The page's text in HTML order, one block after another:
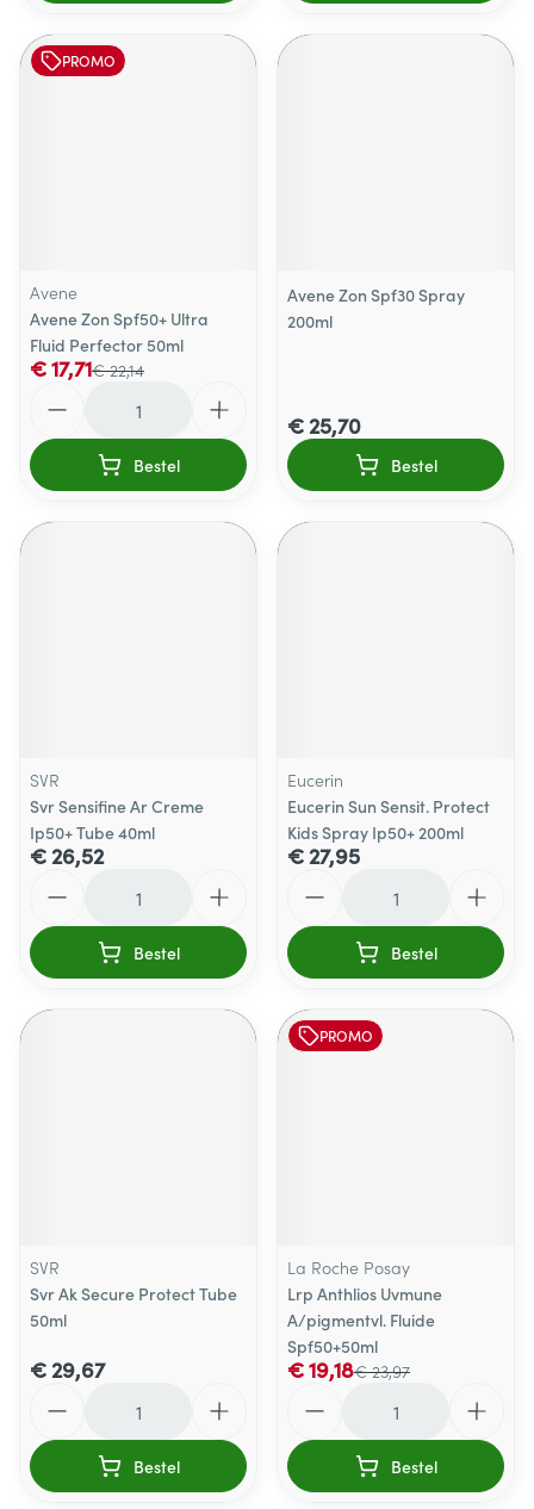
PROMO
Avene
Avene Zon Spf50+ Ultra
Fluid Perfector 50ml
€ 22,14
€ 17,71
Bestel
Avene Zon Spf30 Spray
200ml
€ 25,70
Bestel
SVR
Svr Sensifine Ar Creme
Ip50+ Tube 40ml
€ 26,52
Bestel
Eucerin
Eucerin Sun Sensit. Protect
Kids Spray Ip50+ 200ml
€ 27,95
Bestel
SVR
Svr Ak Secure Protect Tube
50ml
€ 29,67
Bestel
PROMO
La Roche Posay
Lrp Anthlios Uvmune
A/pigmentvl. Fluide
Spf50+50ml
€ 23,97
€ 19,18
Bestel